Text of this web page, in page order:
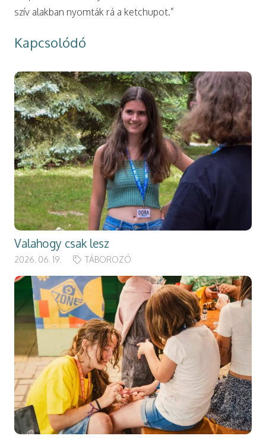
szív alakban nyomták rá a ketchupot.”
Kapcsolódó
Valahogy csak lesz
2026. 06. 19. TÁBOROZÓ